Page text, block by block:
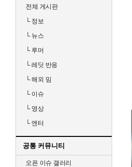
전체 게시판
└정보
└뉴스
└루머
└레딧 반응
└해외 밈
└이슈
└영상
└엔터
공통 커뮤니티
오픈 이슈 갤러리